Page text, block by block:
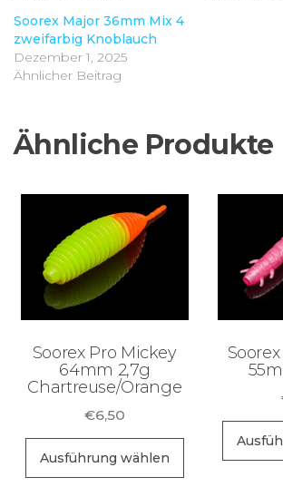
Soorex Major 36mm Mix 4
zweifarbig Knoblauch
Dezember 1, 2025
Ähnlicher Beitrag
Ähnliche Produkte
Soorex Pro Mickey
64mm 2,7g
Chartreuse/Orange
€6,50
Ausführung wählen
Dieses